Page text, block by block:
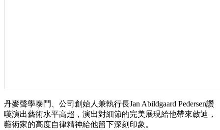
丹麥聲學泰鬥、公司創始人兼執行長Jan Abildgaard Pedersen讚
嘆演出藝術水平高超，演出對細節的完美展現給他帶來啟迪，
藝術家的高度自律精神給他留下深刻印象。